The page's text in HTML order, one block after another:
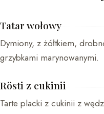
Tatar wołowy
Dymiony, z żółtkiem,
grzybkami marynowanymi.
Rösti z cukinii
Tarte placki z cukinii z